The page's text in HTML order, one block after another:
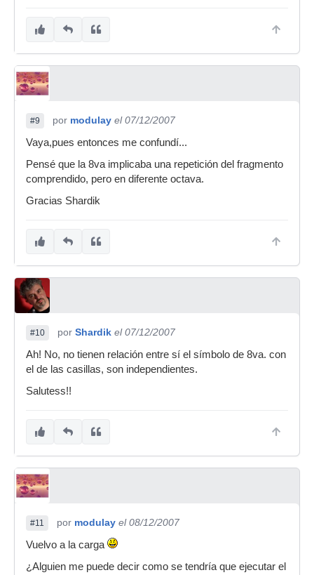
#9 por modulay el 07/12/2007
Vaya,pues entonces me confundí...
Pensé que la 8va implicaba una repetición del fragmento
comprendido, pero en diferente octava.
Gracias Shardik
#10 por Shardik el 07/12/2007
Ah! No, no tienen relación entre sí el símbolo de 8va. con
el de las casillas, son independientes.
Salutess!!
#11 por modulay el 08/12/2007
Vuelvo a la carga
¿Alguien me puede decir como se tendría que ejecutar el